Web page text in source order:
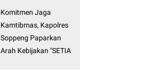
Komitmen Jaga
Kamtibmas, Kapolres
Soppeng Paparkan
Arah Kebijakan "SETIA